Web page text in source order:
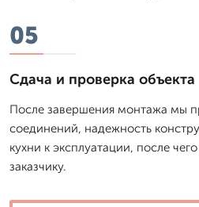
05
Сдача и проверка объекта
После завершения монтажа мы
соединений, надежность
кухни к эксплуатации, после
заказчику.